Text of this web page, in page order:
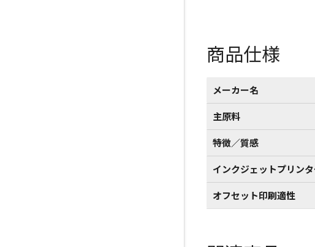
商品仕様
メーカー名
主原料
特徴／質感
インクジェットプリン
オフセット印刷適性